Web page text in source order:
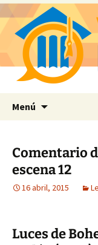
Menú
Comentario
escena 12
16 abril, 2015
Luces de